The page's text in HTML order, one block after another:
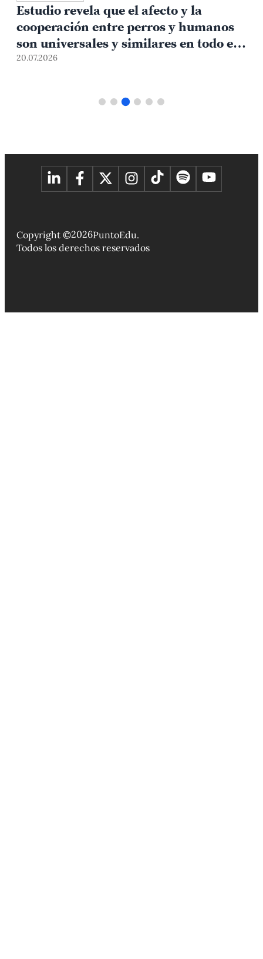
Estudio revela que el afecto y la
cooperación entre perros y humanos
son universales y similares en todo el
mundo
20.07.2026
Copyright ©2026PuntoEdu.
Todos los derechos reservados